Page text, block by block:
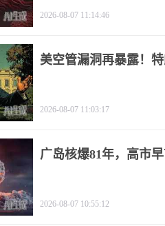
2026-08-07 11:14:46
美空管漏洞再暴露！
2026-08-07 11:03:17
广岛核爆81年，高市
2026-08-07 10:55:12